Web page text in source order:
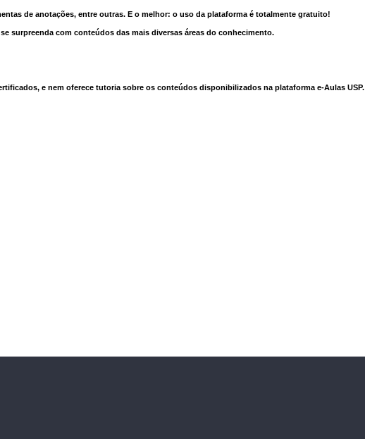
de anotações, entre outras. E o melhor: o uso da plataforma é totalmente gratuito!
surpreenda com conteúdos das mais diversas áreas do conhecimento.
e nem oferece tutoria sobre os conteúdos disponibilizados na plataforma e-Aulas USP.